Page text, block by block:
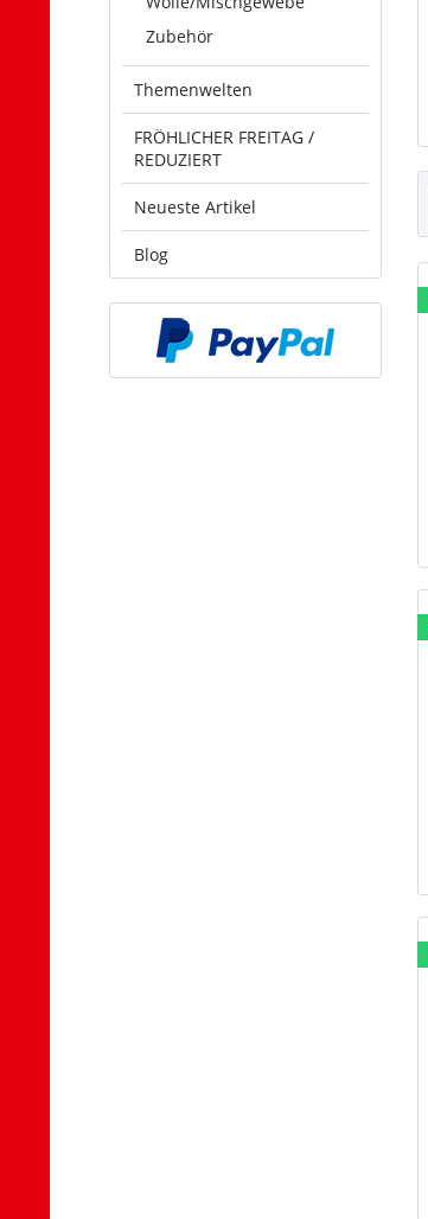
Zubehör
Themenwelten
FRÖHLICHER FREITAG /
REDUZIERT
Neueste Artikel
Blog